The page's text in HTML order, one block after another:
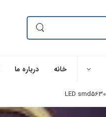
خانه درباره ما
LED smd5630